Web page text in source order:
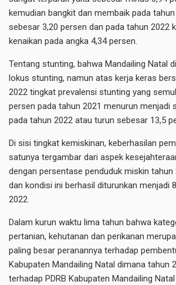
kemudian bangkit dan membaik pada
sebesar 3,20 persen dan pada tahun 2022
kenaikan pada angka 4,34 persen.
Tentang stunting, bahwa Mandailing Natal
lokus stunting, namun atas kerja keras
2022 tingkat prevalensi stunting yang
persen pada tahun 2021 menurun menjadi
pada tahun 2022 atau turun sebesar 13,5
Di sisi tingkat kemiskinan, keberhasilan
satunya tergambar dari aspek
dengan persentase penduduk miskin tahun
dan kondisi ini berhasil diturunkan menjadi
2022.
Dalam kurun waktu lima tahun bahwa
pertanian, kehutanan dan perikanan
paling besar peranannya terhadap
Kabupaten Mandailing Natal dimana tahun
terhadap PDRB Kabupaten Mandailing